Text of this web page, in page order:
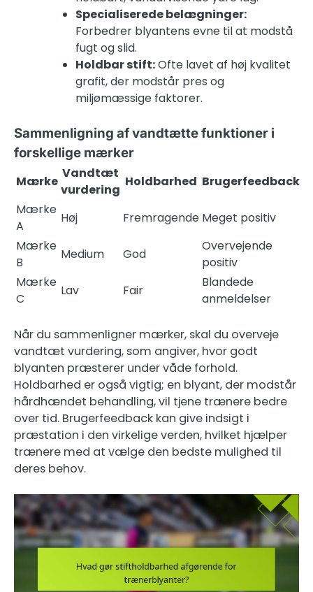
Specialiserede belægninger:
Forbedrer blyantens evne til at modstå
fugt og slid.
Holdbar stift:Ofte lavet af høj kvalitet
grafit, der modstår pres og
miljømæssige faktorer.
Sammenligning af vandtætte funktioner i
forskellige mærker
Mærke
Vandtæt
vurdering
Holdbarhed Brugerfeedback
Mærke
A
Høj Fremragende Meget positiv
Mærke
B
Medium God
Overvejende
positiv
Mærke
C
Lav Fair
Blandede
anmeldelser
Når du sammenligner mærker, skal du overveje
vandtæt vurdering, som angiver, hvor godt
blyanten præsterer under våde forhold.
Holdbarhed er også vigtig; en blyant, der modstår
hårdhændet behandling, vil tjene trænere bedre
over tid. Brugerfeedback kan give indsigt i
præstation i den virkelige verden, hvilket hjælper
trænere med at vælge den bedste mulighed til
deres behov.